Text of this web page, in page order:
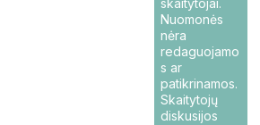
skaitytojai.
Nuomonės
nėra
redaguojamo
s ar
patikrinamos.
Skaitytojų
diskusijos